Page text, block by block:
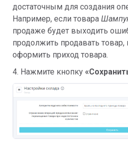
достаточным для создания
Например, если товара
продаже будет выходить
продолжить продавать
оформить приход товара.
4. Нажмите кнопку